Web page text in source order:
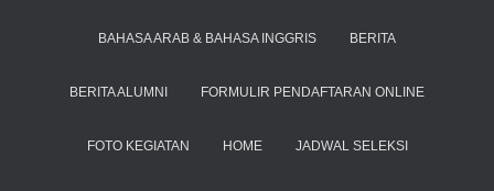
BAHASA ARAB & BAHASA INGGRIS BERITA
BERITA ALUMNI FORMULIR PENDAFTARAN ONLINE
FOTO KEGIATAN HOME JADWAL SELEKSI